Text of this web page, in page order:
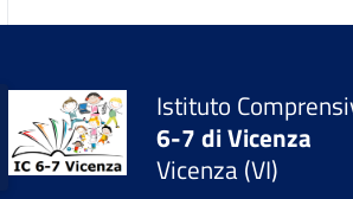
Istituto
6-7 di Vicenza
Vicenza (VI)